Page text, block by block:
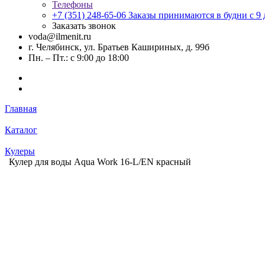
Телефоны
+7 (351) 248-65-06 Заказы принимаются в будни с 9
Заказать звонок
voda@ilmenit.ru
г. Челябинск, ул. Братьев Кашириных, д. 99б
Пн. – Пт.: с 9:00 до 18:00
Главная
Каталог
Кулеры
Кулер для воды Aqua Work 16-L/EN красный